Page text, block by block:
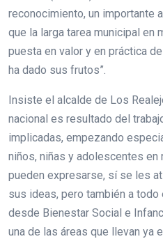
reconocimiento, un importante
que la larga tarea municipal en
puesta en valor y en práctica
ha dado sus frutos”.
Insiste el alcalde de Los
nacional es resultado del
implicadas, empezando
niños, niñas y adolescentes en
pueden expresarse, sí se les
sus ideas, pero también a
desde Bienestar Social e
una de las áreas que llevan ya